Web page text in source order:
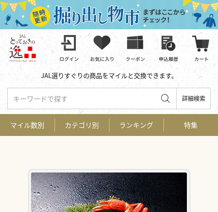
JAL選りすぐりの商品をマイルと交換できます。
キーワードで探す 詳細検索
マイル数別 カテゴリ別 ランキング 特集